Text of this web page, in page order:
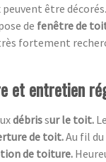
peuvent être décorés.
de fenêtre de
fortement
et entretien
débrissur le toit.
de toit.Au fil
de toiture.